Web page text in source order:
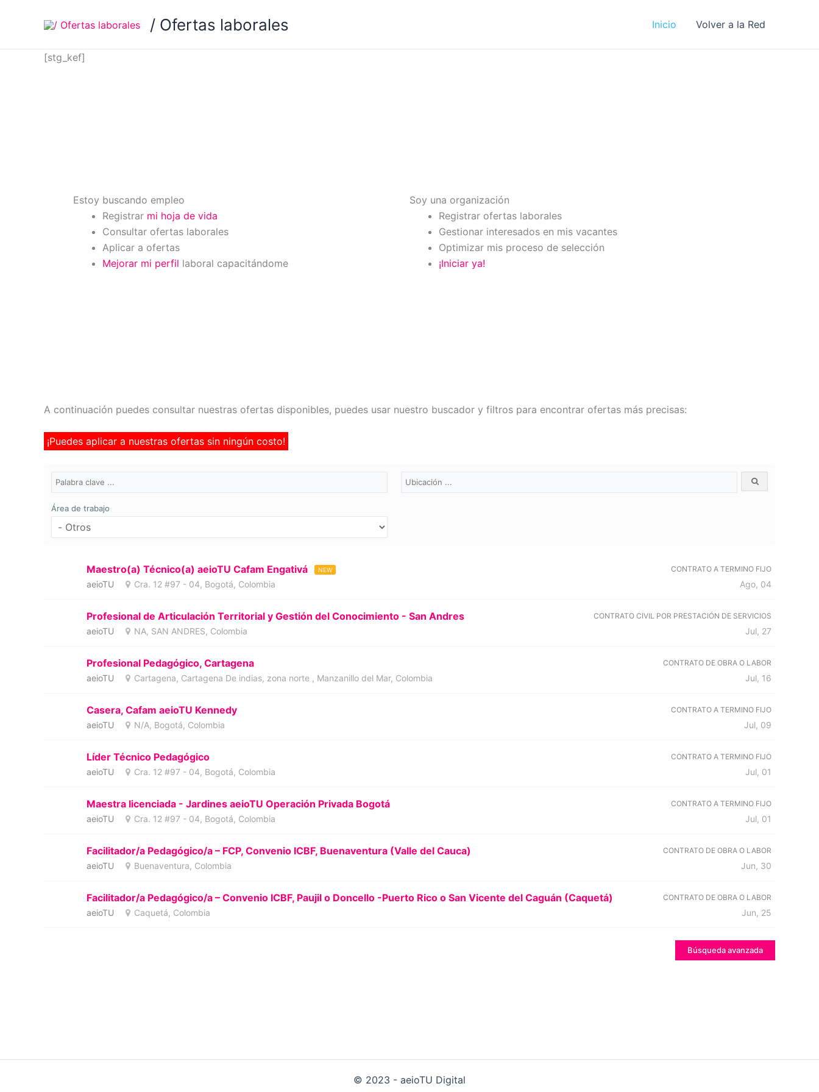
/ Ofertas laborales Inicio Volver a la Red
[stg_kef]
Estoy buscando empleo
Registrar mi hoja de vida
Consultar ofertas laborales
Aplicar a ofertas
Mejorar mi perfil laboral capacitándome
Soy una organización
Registrar ofertas laborales
Gestionar interesados en mis vacantes
Optimizar mis proceso de selección
¡Iniciar ya!
A continuación puedes consultar nuestras ofertas disponibles, puedes usar nuestro buscador y filtros para encontrar ofertas más precisas:
¡Puedes aplicar a nuestras ofertas sin ningún costo!
Área de trabajo
Maestro(a) Técnico(a) aeioTU Cafam Engativá NEW CONTRATO A TERMINO FIJO
aeioTU Cra. 12 #97 - 04, Bogotá, Colombia Ago, 04
Profesional de Articulación Territorial y Gestión del Conocimiento - San Andres CONTRATO CIVIL POR PRESTACIÓN DE SERVICIOS
aeioTU NA, SAN ANDRES, Colombia Jul, 27
Profesional Pedagógico, Cartagena CONTRATO DE OBRA O LABOR
aeioTU Cartagena, Cartagena De indias, zona norte , Manzanillo del Mar, Colombia Jul, 16
Casera, Cafam aeioTU Kennedy CONTRATO A TERMINO FIJO
aeioTU N/A, Bogotá, Colombia Jul, 09
Líder Técnico Pedagógico CONTRATO A TERMINO FIJO
aeioTU Cra. 12 #97 - 04, Bogotá, Colombia Jul, 01
Maestra licenciada - Jardines aeioTU Operación Privada Bogotá CONTRATO A TERMINO FIJO
aeioTU Cra. 12 #97 - 04, Bogotá, Colombia Jul, 01
Facilitador/a Pedagógico/a – FCP, Convenio ICBF, Buenaventura (Valle del Cauca) CONTRATO DE OBRA O LABOR
aeioTU Buenaventura, Colombia Jun, 30
Facilitador/a Pedagógico/a – Convenio ICBF, Paujil o Doncello -Puerto Rico o San Vicente del Caguán (Caquetá) CONTRATO DE OBRA O LABOR
aeioTU Caquetá, Colombia Jun, 25
Búsqueda avanzada
© 2023 - aeioTU Digital